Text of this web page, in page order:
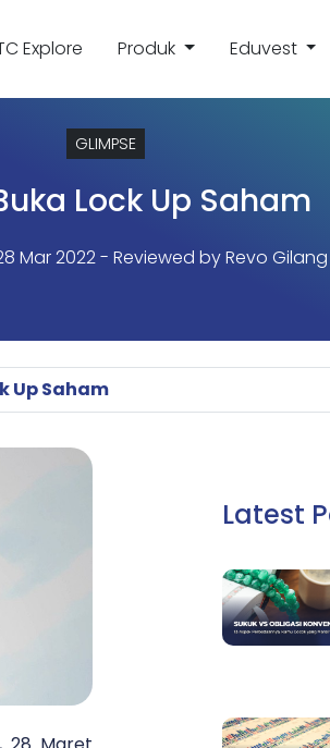
Explore Produk Eduvest
GLIMPSE
Lock Up Saham
Mar 2022 - Reviewed by Revo Gilang
Up Saham
Latest